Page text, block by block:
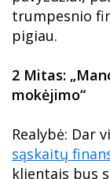
trumpesnio
pigiau.
2 Mitas:
mokėjimo“
Realybė: Dar
sąskaitų
klientais bus